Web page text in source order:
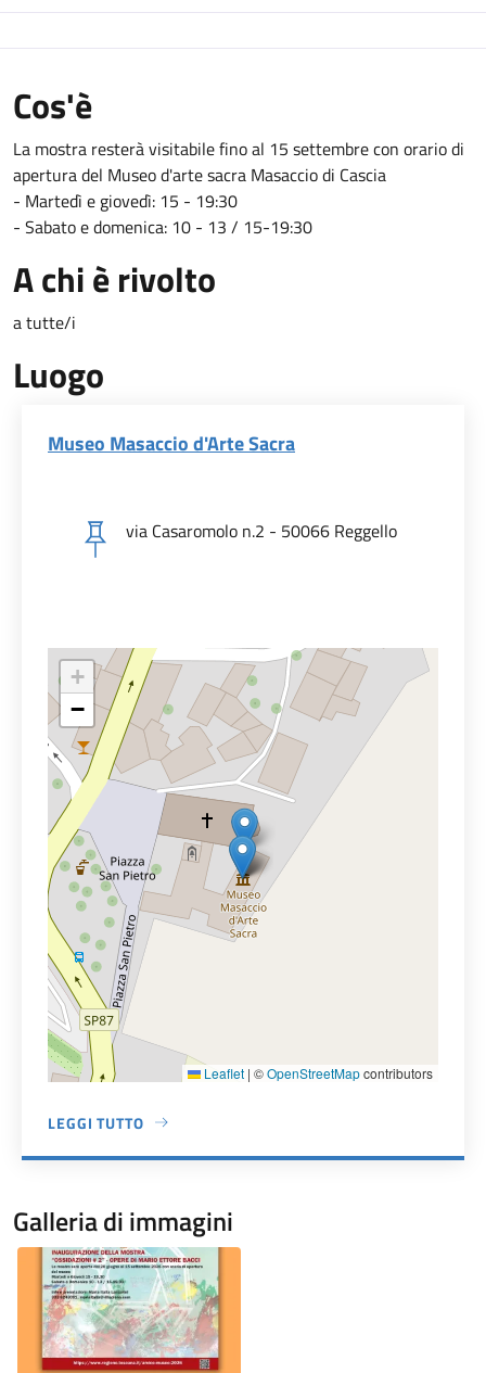
Cos'è
La mostra resterà visitabile fino al 15 settembre con orario di
apertura del Museo d'arte sacra Masaccio di Cascia
- Martedì e giovedì: 15 - 19:30
- Sabato e domenica: 10 - 13 / 15-19:30
A chi è rivolto
a tutte/i
Luogo
Museo Masaccio d'Arte Sacra
via Casaromolo n.2 - 50066 Reggello
+
−
Leaflet | ©OpenStreetMapcontributors
LEGGI TUTTO
A PROPOSITO DI MUSEO MASACCIO D'ARTE SACRA
Galleria di immagini
Image